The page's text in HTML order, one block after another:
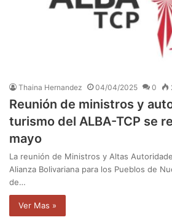
Thaina Hernandez 04/04/2025 0
Reunión de ministros y
turismo del ALBA-TCP se
mayo
La reunión de Ministros y Altas
Alianza Bolivariana para los Pueblos de
de…
Ver Mas »